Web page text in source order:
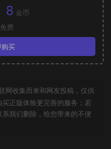
8 金币
费
购买
网收集而来和网友投稿，仅供
正版体验更完善的服务；若
我们删除，给您带来的不便